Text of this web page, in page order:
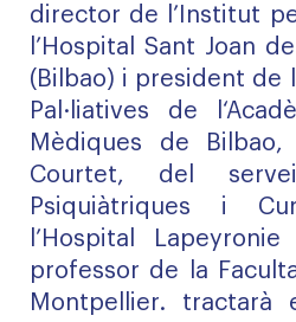
director de l’Institut
l’Hospital Sant Joan
(Bilbao) i president de
Pal·liatives de
Mèdiques de
Courtet, del servei
Psiquiàtriques i
l’Hospital
professor de la
Montpellier. tractarà